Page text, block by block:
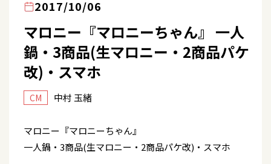
2017/10/06
マロニー『マロニーちゃん』 一人
鍋・3商品(生マロニー・2商品パケ
改)・スマホ
CM 中村 玉緒
マロニー『マロニーちゃん』
一人鍋・3商品(生マロニー・2商品パケ改)・スマホ